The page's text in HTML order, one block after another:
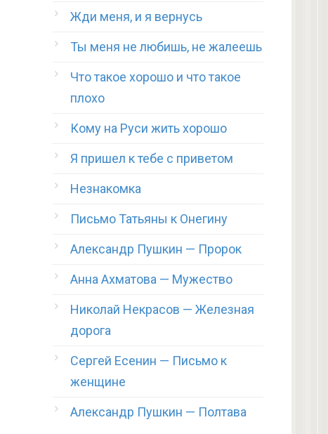
Жди меня, и я вернусь
Ты меня не любишь, не жалеешь
Что такое хорошо и что такое
плохо
Кому на Руси жить хорошо
Я пришел к тебе с приветом
Незнакомка
Письмо Татьяны к Онегину
Александр Пушкин — Пророк
Анна Ахматова — Мужество
Николай Некрасов — Железная
дорога
Сергей Есенин — Письмо к
женщине
Александр Пушкин — Полтава